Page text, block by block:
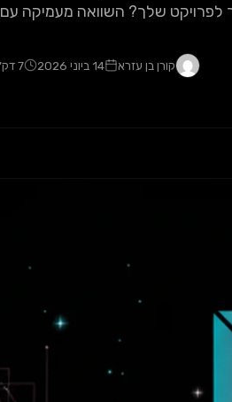
לפרויקט שלך? השוואה מעמיקה עם 12 פרמטרים.
קורן בן עזרא 14 ביוני 2026 7 דק׳ קריאה